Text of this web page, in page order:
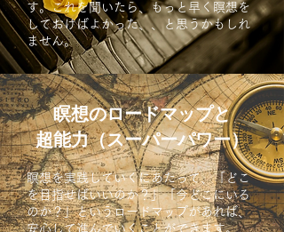
す。これを聞いたら、もっと早く瞑想を
しておけばよかった、、と思うかもしれ
ません。
瞑想のロードマップと
超能力（スーパーパワー）
瞑想を実践していくにあたって、「どこ
を目指せばいいのか？」「今どこにいる
のか？」というロードマップがあれば、
安心して進んでいくことができます。